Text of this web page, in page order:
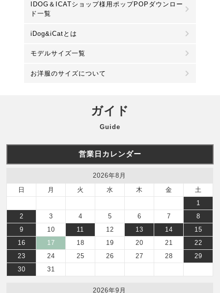
IDOG＆ICATショップ様用ポップPOPダウンロー
ド一覧
iDog&iCatとは
モデルサイズ一覧
お洋服のサイズについて
ガイド
Guide
営業日カレンダー
2026年8月
日
月 火 水 木 金
土
1
2
3 4 5 6 7
8
9
10 11 12 13 14
15
16
17 18 19 20 21
22
23
24 25 26 27 28
29
30
31
2026年9月